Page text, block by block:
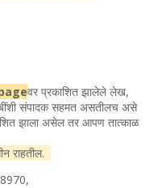
वर प्रकाशित झालेले लेख,
संपादक सहमत असतीलच असे
झाला असेल तर आपण तात्काळ
राहतील.
58970,